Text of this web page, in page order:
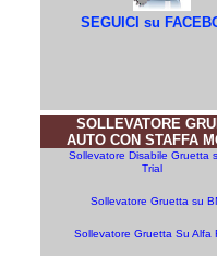
SEGUICI su
SOLLEVATORE
AUTO CON STAFFA
Sollevatore Disabile Gruetta
Trial
Sollevatore Gruetta su
Sollevatore Gruetta Su Alfa